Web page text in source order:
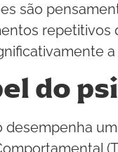
são
repetitivos
do
desempenha